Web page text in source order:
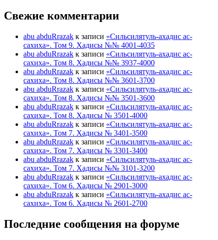
Свежие комментарии
abu abduRrazak к записи «Сильсилятуль-ахадис ас-
сахиха». Том 9. Хадисы №№ 4001-4035
abu abduRrazak к записи «Сильсилятуль-ахадис ас-
сахиха». Том 8. Хадисы №№ 3937-4000
abu abduRrazak к записи «Сильсилятуль-ахадис ас-
сахиха». Том 8. Хадисы №№ 3601-3700
abu abduRrazak к записи «Сильсилятуль-ахадис ас-
сахиха». Том 8. Хадисы №№ 3501-3600
abu abduRrazak к записи «Сильсилятуль-ахадис ас-
сахиха». Том 8. Хадисы № 3501-4000
abu abduRrazak к записи «Сильсилятуль-ахадис ас-
сахиха». Том 7. Хадисы № 3401-3500
abu abduRrazak к записи «Сильсилятуль-ахадис ас-
сахиха». Том 7. Хадисы № 3301-3400
abu abduRrazak к записи «Сильсилятуль-ахадис ас-
сахиха». Том 7. Хадисы №№ 3101-3200
abu abduRrazak к записи «Сильсилятуль-ахадис ас-
сахиха». Том 6. Хадисы № 2901-3000
abu abduRrazak к записи «Сильсилятуль-ахадис ас-
сахиха». Том 6. Хадисы № 2601-2700
Последние сообщения на форуме